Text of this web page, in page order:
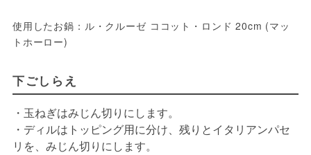
使用したお鍋：ル・クルーゼ ココット・ロンド 20cm (マッ
トホーロー)
下ごしらえ
・玉ねぎはみじん切りにします。
・ディルはトッピング用に分け、残りとイタリアンパセ
リを、みじん切りにします。